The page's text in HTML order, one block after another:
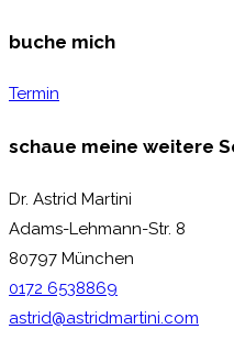
buche mich
Termin
schaue meine weitere
Dr. Astrid Martini
Adams-Lehmann-Str. 8
80797 München
0172 6538869
astrid@astridmartini.com